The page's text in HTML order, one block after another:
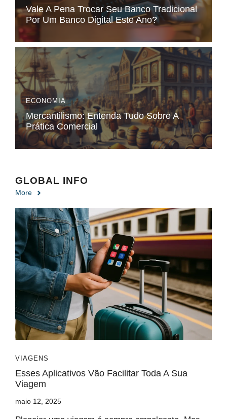
Vale A Pena Trocar Seu Banco Tradicional
Por Um Banco Digital Este Ano?
ECONOMIA
Mercantilismo: Entenda Tudo Sobre A
Prática Comercial
GLOBAL INFO
More
VIAGENS
Esses Aplicativos Vão Facilitar Toda A Sua
Viagem
maio 12, 2025